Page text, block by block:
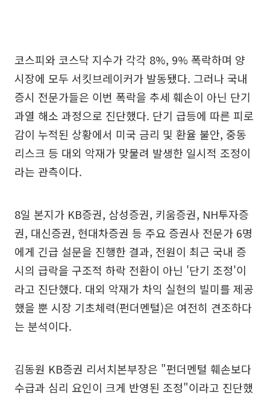
코스피와 코스닥 지수가 각각 8%, 9% 폭락하며 양
시장에 모두 서킷브레이커가 발동됐다. 그러나 국내
증시 전문가들은 이번 폭락을 추세 훼손이 아닌 단기
과열 해소 과정으로 진단했다. 단기 급등에 따른 피로
감이 누적된 상황에서 미국 금리 및 환율 불안, 중동
리스크 등 대외 악재가 맞물려 발생한 일시적 조정이
라는 관측이다.
8일 본지가 KB증권, 삼성증권, 키움증권, NH투자증
권, 대신증권, 현대차증권 등 주요 증권사 전문가 6명
에게 긴급 설문을 진행한 결과, 전원이 최근 국내 증
시의 급락을 구조적 하락 전환이 아닌 '단기 조정'이
라고 진단했다. 대외 악재가 차익 실현의 빌미를 제공
했을 뿐 시장 기초체력(펀더멘털)은 여전히 견조하다
는 분석이다.
김동원 KB증권 리서치본부장은 "펀더멘털 훼손보다
수급과 심리 요인이 크게 반영된 조정"이라고 진단했